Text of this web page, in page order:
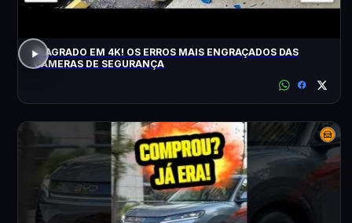
FLAGRADO EM 4K! OS ERROS MAIS ENGRAÇADOS DAS
CÂMERAS DE SEGURANÇA